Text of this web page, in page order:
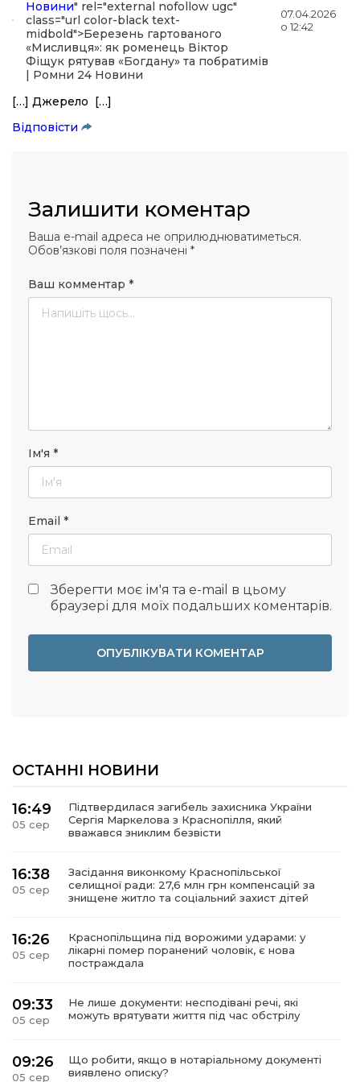
Новини" rel="external nofollow ugc"
class="url color-black text-
midbold">Березень гартованого
«Мисливця»: як роменець Віктор
Фіщук рятував «Богдану» та побратимів
| Ромни 24 Новини
07.04.2026
о 12:42
[…] Джерело […]
Відповіcти
Залишити коментар
Ваша e-mail адреса не оприлюднюватиметься.
Обов’язкові поля позначені *
Ваш комментар *
Ім'я *
Email *
Зберегти моє ім'я та e-mail в цьому
браузері для моїх подальших коментарів.
ОСТАННІ НОВИНИ
16:49
05 сер
Підтвердилася загибель захисника України
Сергія Маркелова з Краснопілля, який
вважався зниклим безвісти
16:38
05 сер
Засідання виконкому Краснопільської
селищної ради: 27,6 млн грн компенсацій за
знищене житло та соціальний захист дітей
16:26
05 сер
Краснопільщина під ворожими ударами: у
лікарні помер поранений чоловік, є нова
постраждала
09:33
05 сер
Не лише документи: несподівані речі, які
можуть врятувати життя під час обстрілу
09:26
05 сер
Що робити, якщо в нотаріальному документі
виявлено описку?